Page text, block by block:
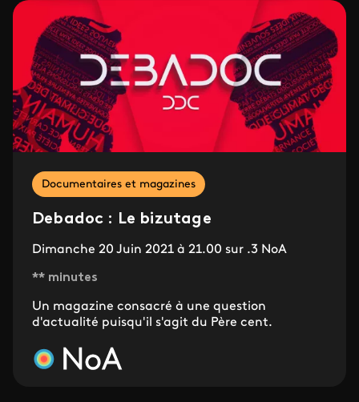
Documentaires et magazines
Debadoc : Le bizutage
Dimanche 20 Juin 2021 à 21.00 sur .3 NoA
** minutes
Un magazine consacré à une question
d'actualité puisqu'il s'agit du Père cent.